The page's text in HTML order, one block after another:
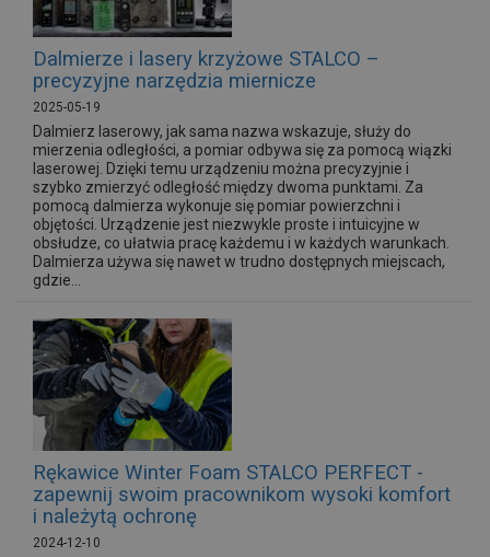
Dalmierze i lasery krzyżowe STALCO –
precyzyjne narzędzia miernicze
2025-05-19
Dalmierz laserowy, jak sama nazwa wskazuje, służy do
mierzenia odległości, a pomiar odbywa się za pomocą wiązki
laserowej. Dzięki temu urządzeniu można precyzyjnie i
szybko zmierzyć odległość między dwoma punktami. Za
pomocą dalmierza wykonuje się pomiar powierzchni i
objętości. Urządzenie jest niezwykle proste i intuicyjne w
obsłudze, co ułatwia pracę każdemu i w każdych warunkach.
Dalmierza używa się nawet w trudno dostępnych miejscach,
gdzie...
Rękawice Winter Foam STALCO PERFECT -
zapewnij swoim pracownikom wysoki komfort
i należytą ochronę
2024-12-10